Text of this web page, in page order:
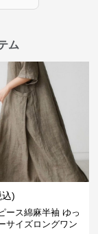
ム
)
ース綿麻半袖 ゆっ
サイズロングワン